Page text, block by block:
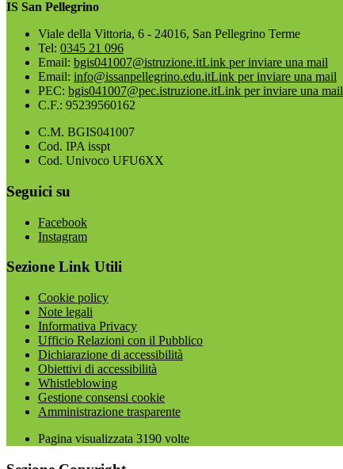
IS San Pellegrino
Viale della Vittoria, 6 - 24016, San Pellegrino Terme
Tel: 0345 21 096
Email: bgis041007@istruzione.itLink per inviare una mail
Email: info@issanpellegrino.edu.itLink per inviare una mail
PEC: bgis041007@pec.istruzione.itLink per inviare una mail
C.F.: 95239560162
C.M. BGIS041007
Cod. IPA isspt
Cod. Univoco UFU6XX
Seguici su
Facebook
Instagram
Sezione Link Utili
Cookie policy
Note legali
Informativa Privacy
Ufficio Relazioni con il Pubblico
Dichiarazione di accessibilità
Obiettivi di accessibilità
Whistleblowing
Gestione consensi cookie
Amministrazione trasparente
Pagina visualizzata 3190 volte